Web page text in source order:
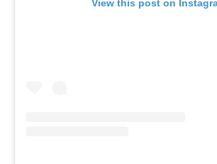
View this post on